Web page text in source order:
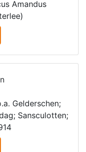
Amandus
Gelderschen;
Sansculotten;